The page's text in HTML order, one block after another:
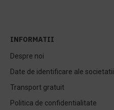
INFORMATII
Despre noi
Date de identificare ale societatii
Transport gratuit
Politica de confidentialitate